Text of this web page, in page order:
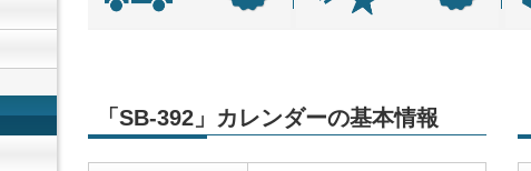
「SB-392」カレンダーの基本情報